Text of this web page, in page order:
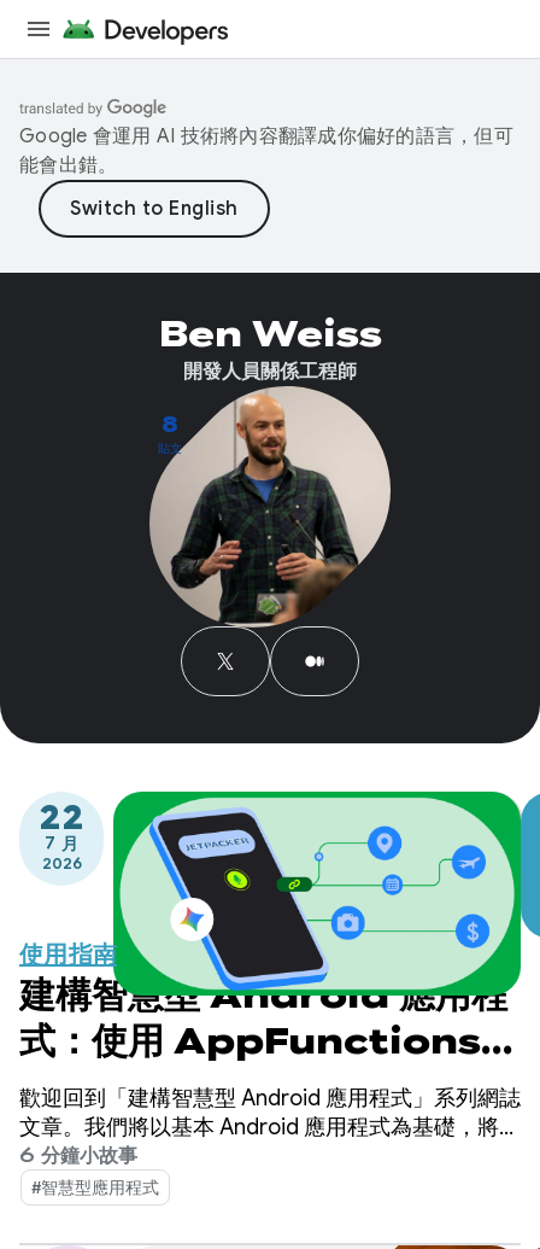
Google 會運用 AI 技術將內容翻譯成你偏好的語言，但可
能會出錯。
8
貼文
Ben Weiss
開發人員關係工程師
22
7 月
2026
使用指南
建構智慧型 Android 應用程
式：使用 AppFunctions
整合至 Android 的智慧型系
統
歡迎回到「建構智慧型 Android 應用程式」系列網誌
文章。我們將以基本 Android 應用程式為基礎，將其
轉換為個人化、智慧型和代理式體驗。在先前的文章
中，我們探討如何運用 Firebase AI Logic 建構雲端
代管和混合式 AI 功能。
6 分鐘小故事
#智慧型應用程式